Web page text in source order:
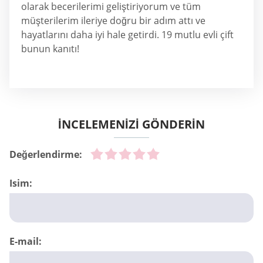
olarak becerilerimi geliştiriyorum ve tüm
müşterilerim ileriye doğru bir adım attı ve
hayatlarını daha iyi hale getirdi. 19 mutlu evli çift
bunun kanıtı!
İNCELEMENİZİ GÖNDERİN
Değerlendirme:
Isim:
E-mail: